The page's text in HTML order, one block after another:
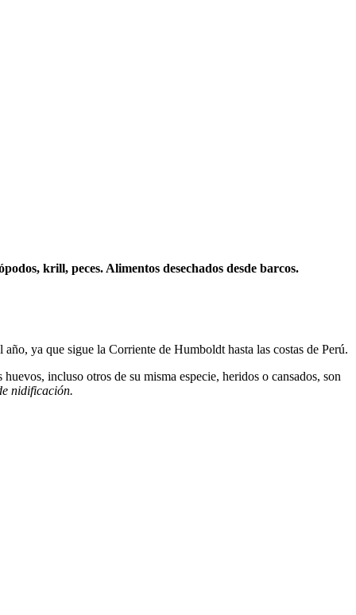
krill, peces. Alimentos desechados desde barcos.
ya que sigue la Corriente de Humboldt hasta las costas de Perú.
incluso otros de su misma especie, heridos o cansados, son
nidificación.